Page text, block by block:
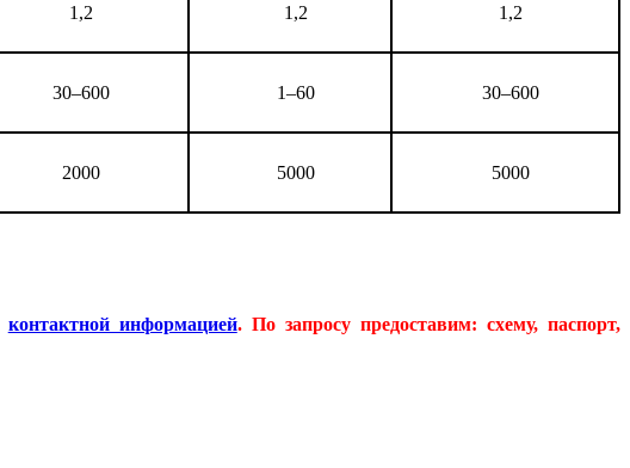
1,2 1,2 1,2
30–600 1–60 30–600
2000 5000 5000
контактной информацией. По запросу предоставим: схему, паспорт,